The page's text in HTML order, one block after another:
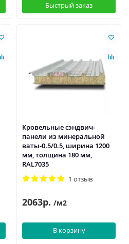
Быстрый заказ
Кровельные сэндвич-
панели из минеральной
ваты-0.5/0.5, ширина 1200
мм, толщина 180 мм,
RAL7035
1 отзыв
2063р. /м2
В корзину